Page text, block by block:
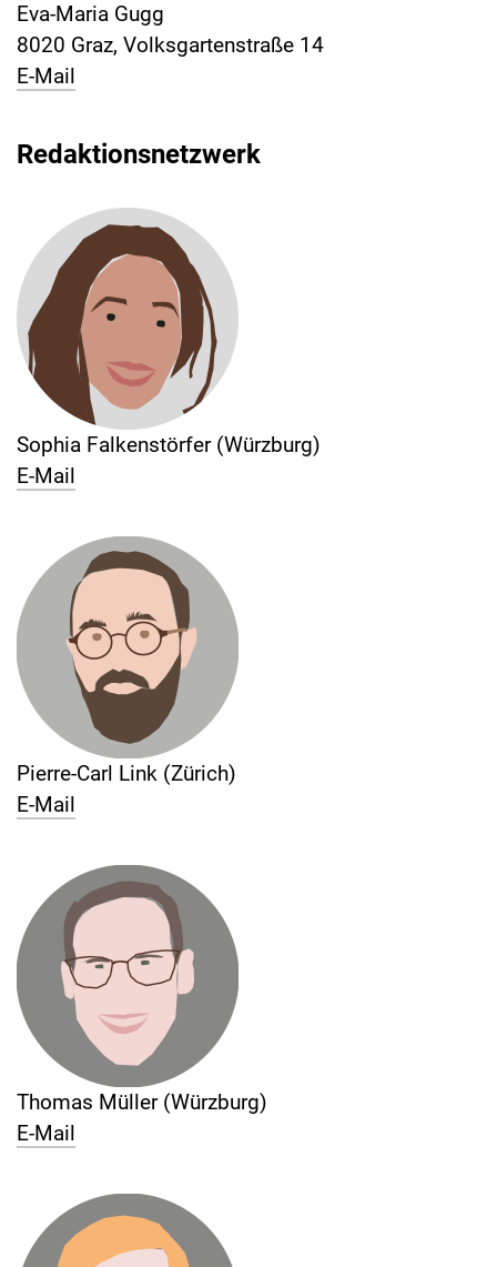
Eva-Maria Gugg
8020 Graz, Volksgartenstraße 14
E-Mail
Redaktionsnetzwerk
Sophia Falkenstörfer (Würzburg)
E-Mail
Pierre-­Carl Link (Zürich)
E-Mail
Thomas Müller (Würzburg)
E-Mail